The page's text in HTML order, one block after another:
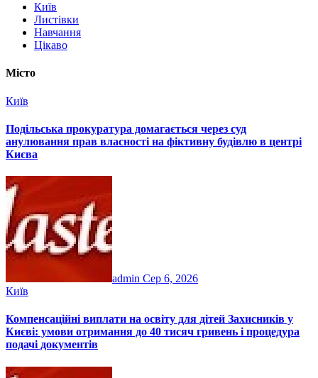
Київ
Листівки
Навчання
Цікаво
Місто
Київ
Подільська прокуратура домагається через суд
анулювання прав власності на фіктивну будівлю в центрі
Києва
admin Сер 6, 2026
Київ
Компенсаційні виплати на освіту для дітей Захисників у
Києві: умови отримання до 40 тисяч гривень і процедура
подачі документів